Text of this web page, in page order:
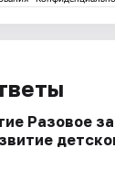
Разовое